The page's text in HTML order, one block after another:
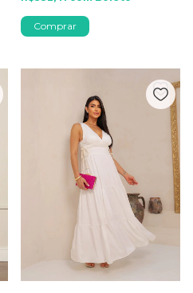
Comprar